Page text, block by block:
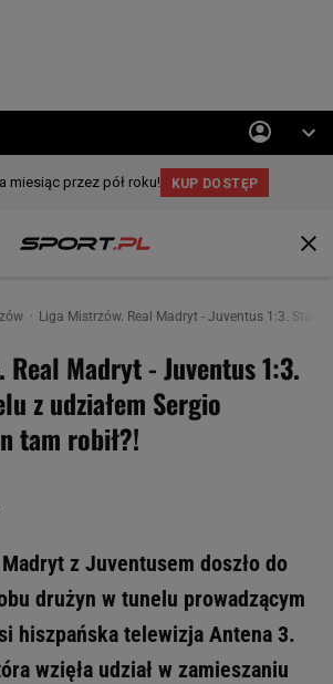
Liga Mistrzów. Real Madryt - Juventus 1:3.
Real Madryt - Juventus 1:3.
z udziałem Sergio
tam robił?!
z Juventusem doszło do
drużyn w tunelu prowadzącym
hiszpańska telewizja Antena 3.
wzięła udział w zamieszaniu